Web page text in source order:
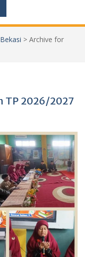
> Archive for
TP 2026/2027